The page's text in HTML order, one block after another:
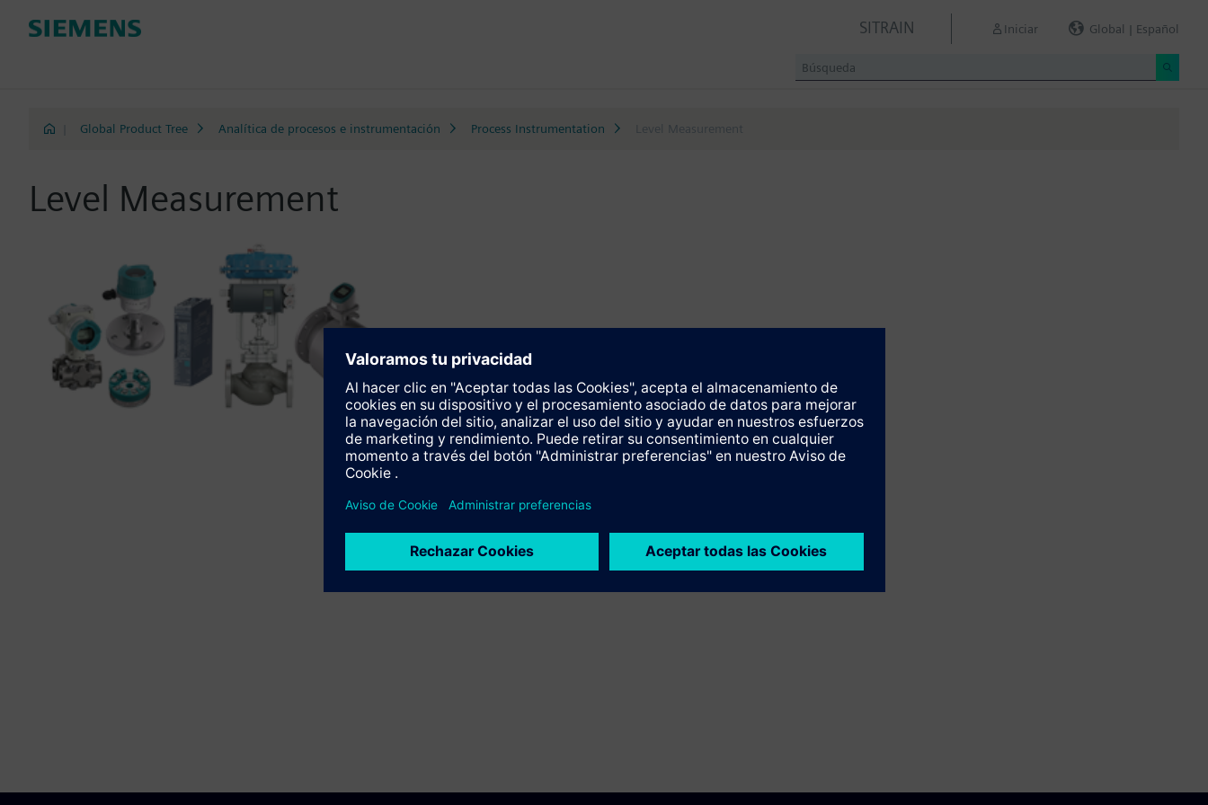
SITRAIN Iniciar Global | Español
Global Product Tree Analítica de procesos e instrumentación Process Instrumentation Level Measurement
Level Measurement